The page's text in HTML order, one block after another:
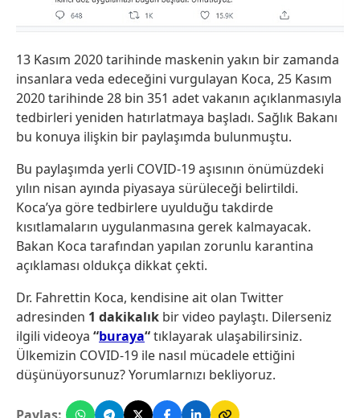
13 Kasım 2020 tarihinde maskenin yakın bir zamanda
insanlara veda edeceğini vurgulayan Koca, 25 Kasım
2020 tarihinde 28 bin 351 adet vakanın açıklanmasıyla
tedbirleri yeniden hatırlatmaya başladı. Sağlık Bakanı
bu konuya ilişkin bir paylaşımda bulunmuştu.
Bu paylaşımda yerli COVID-19 aşısının önümüzdeki
yılın nisan ayında piyasaya sürüleceği belirtildi.
Koca’ya göre tedbirlere uyulduğu takdirde
kısıtlamaların uygulanmasına gerek kalmayacak.
Bakan Koca tarafından yapılan zorunlu karantina
açıklaması oldukça dikkat çekti.
Dr. Fahrettin Koca, kendisine ait olan Twitter
adresinden 1 dakikalık bir video paylaştı. Dilerseniz
ilgili videoya “buraya“tıklayarak ulaşabilirsiniz.
Ülkemizin COVID-19 ile nasıl mücadele ettiğini
düşünüyorsunuz? Yorumlarnızı bekliyoruz.